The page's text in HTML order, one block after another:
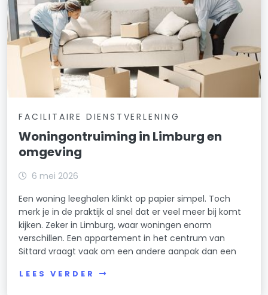
FACILITAIRE DIENSTVERLENING
Woningontruiming in Limburg en
omgeving
6 mei 2026
Een woning leeghalen klinkt op papier simpel. Toch
merk je in de praktijk al snel dat er veel meer bij komt
kijken. Zeker in Limburg, waar woningen enorm
verschillen. Een appartement in het centrum van
Sittard vraagt vaak om een andere aanpak dan een
LEES VERDER